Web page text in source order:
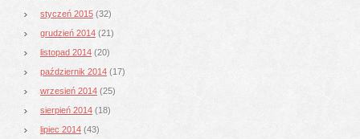
styczeń 2015 (32)
grudzień 2014 (21)
listopad 2014 (20)
październik 2014 (17)
wrzesień 2014 (25)
sierpień 2014 (18)
lipiec 2014 (43)